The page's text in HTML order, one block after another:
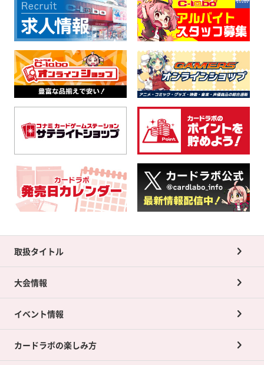
取扱タイトル
大会情報
イベント情報
カードラボの楽しみ方